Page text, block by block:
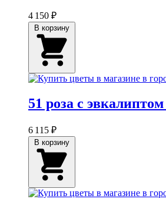
4 150 ₽
51 роза с
6 115 ₽